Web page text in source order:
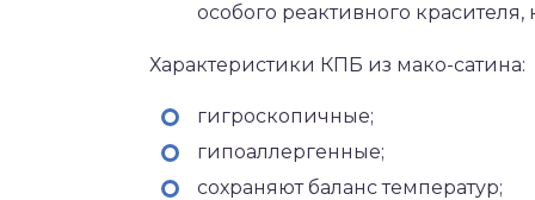
особого реактивного
Характеристики КПБ из мако-сатина:
гигроскопичные;
гипоаллергенные;
сохраняют баланс температур;